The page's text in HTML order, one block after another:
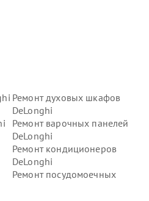
Ремонт духовых шкафов
DeLonghi
Ремонт варочных панелей
DeLonghi
Ремонт кондиционеров
DeLonghi
Ремонт посудомоечных